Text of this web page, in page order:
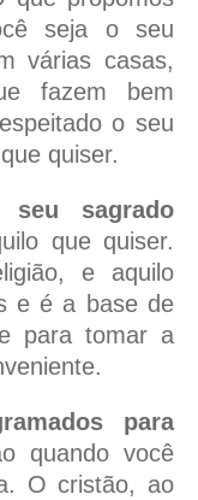
seja o seu
várias casas,
fazem bem
o seu
quiser.
sagrado
que quiser.
e aquilo
e é a base de
para tomar a
para
quando você
O cristão, ao